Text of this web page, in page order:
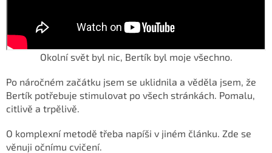
Okolní svět byl nic, Bertík byl moje všechno.
Po náročném začátku jsem se uklidnila a věděla jsem, že
Bertík potřebuje stimulovat po všech stránkách. Pomalu,
citlivě a trpělivě.
O komplexní metodě třeba napíši v jiném článku. Zde se
věnuji očnímu cvičení.